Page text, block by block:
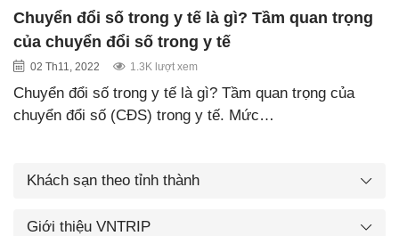
Chuyển đổi số trong y tế là gì? Tầm quan trọng
của chuyển đổi số trong y tế
02 Th11, 2022 1.3K lượt xem
Chuyển đổi số trong y tế là gì? Tầm quan trọng của
chuyển đổi số (CĐS) trong y tế. Mức…
Khách sạn theo tỉnh thành
Giới thiệu VNTRIP